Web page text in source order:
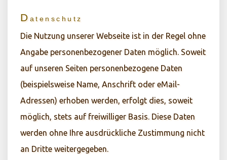
Datenschutz
Die Nutzung unserer Webseite ist in der Regel ohne
Angabe personenbezogener Daten möglich. Soweit
auf unseren Seiten personenbezogene Daten
(beispielsweise Name, Anschrift oder eMail-
Adressen) erhoben werden, erfolgt dies, soweit
möglich, stets auf freiwilliger Basis. Diese Daten
werden ohne Ihre ausdrückliche Zustimmung nicht
an Dritte weitergegeben.